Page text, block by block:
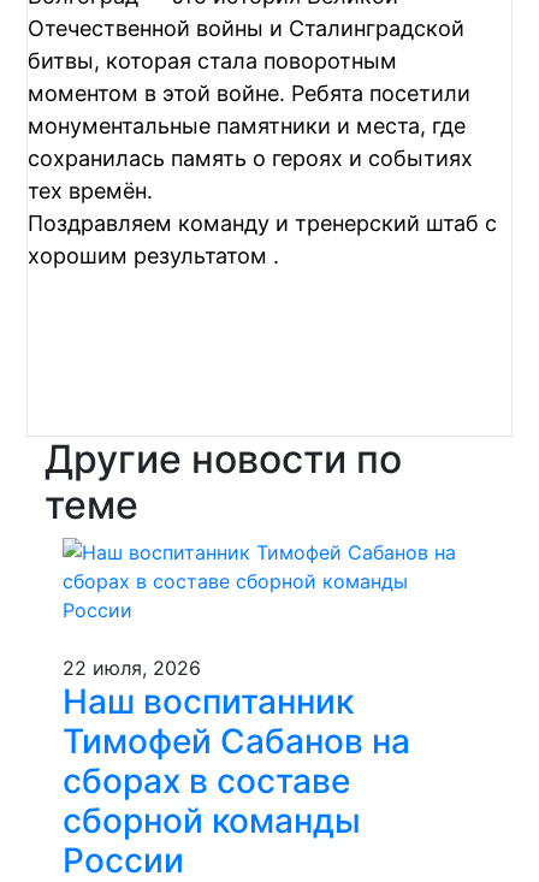
Отечественной войны и Сталинградской
битвы, которая стала поворотным
моментом в этой войне. Ребята посетили
монументальные памятники и места, где
сохранилась память о героях и событиях
тех времён.
Поздравляем команду и тренерский штаб с
хорошим результатом .
Другие новости по
теме
22 июля, 2026
Наш воспитанник
Тимофей Сабанов на
сборах в составе
сборной команды
России